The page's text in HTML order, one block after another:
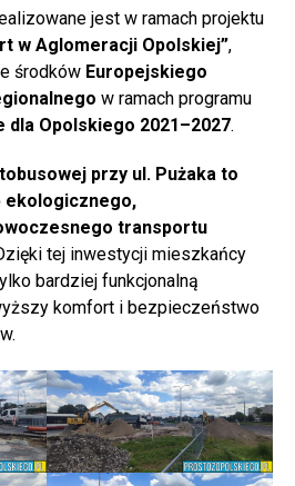
jest w ramach projektu
w Aglomeracji Opolskiej”,
środków Europejskiego
w ramach programu
dla Opolskiego 2021–2027.
przy ul. Pużaka to
ekologicznego,
transportu
tej inwestycji mieszkańcy
bardziej funkcjonalną
komfort i bezpieczeństwo